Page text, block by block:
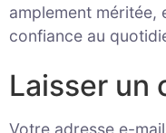
amplement méritée,
confiance au
Laisser un
Votre adresse e-